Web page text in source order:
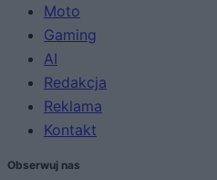
Moto
Gaming
AI
Redakcja
Reklama
Kontakt
Obserwuj nas